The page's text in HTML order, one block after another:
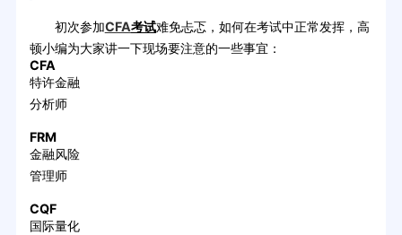
初次参加CFA考试难免忐忑，如何在考试中正常发挥，高
顿小编为大家讲一下现场要注意的一些事宜：
CFA
特许金融
分析师
FRM
金融风险
管理师
CQF
国际量化